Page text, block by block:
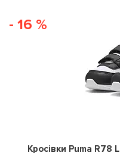
- 16 %
Кросівки Puma